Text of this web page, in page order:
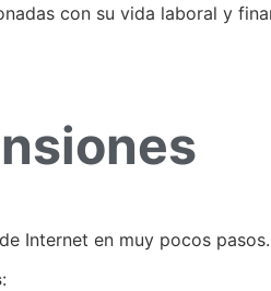
con su vida laboral y
Internet en muy pocos pasos.
: